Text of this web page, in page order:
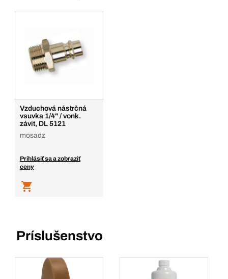
Pridať do košíka
Vzduchová nástrčná
vsuvka 1/4" / vonk.
závit, DL 5121
mosadz
Prihlásiť sa a zobraziť
ceny
Príslušenstvo